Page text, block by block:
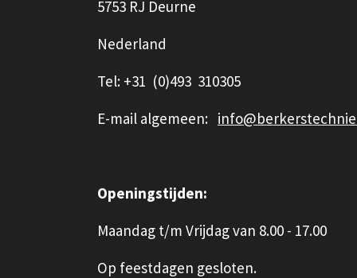
5753 RJ Deurne
Nederland
Tel: +31 (0)493 310305
E-mail algemeen:
Openingstijden:
Maandag t/m Vrijdag van 8.00 - 17.00
Op feestdagen gesloten.